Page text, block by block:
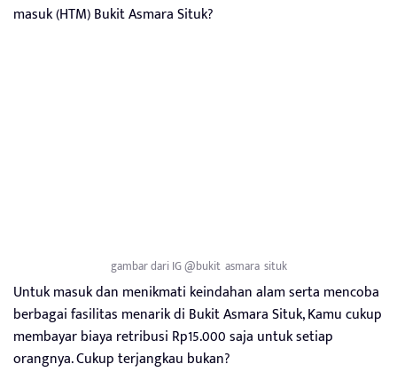
masuk (HTM) Bukit Asmara Situk?
gambar dari IG @bukit_asmara_situk
Untuk masuk dan menikmati keindahan alam serta mencoba
berbagai fasilitas menarik di Bukit Asmara Situk, Kamu cukup
membayar biaya retribusi Rp15.000 saja untuk setiap
orangnya. Cukup terjangkau bukan?